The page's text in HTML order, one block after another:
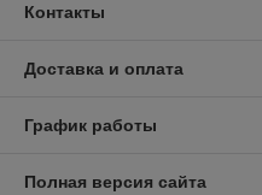
Контакты
Доставка и оплата
График работы
Полная версия сайта